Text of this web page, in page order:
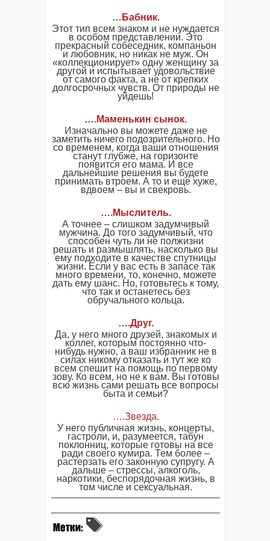
…Бабник.
Этот тип всем знаком и не нуждается
в особом представлении. Это
прекрасный собеседник, компаньон
и любовник, но никак не муж. Он
«коллекционирует» одну женщину за
другой и испытывает удовольствие
от самого факта, а не от крепких
долгосрочных чувств. От природы не
уйдешь!
….Маменькин сынок.
Изначально вы можете даже не
заметить ничего подозрительного. Но
со временем, когда ваши отношения
станут глубже, на горизонте
появится его мама. И все
дальнейшие решения вы будете
принимать втроем. А то и еще хуже,
вдвоем – вы и свекровь.
….Мыслитель.
А точнее – слишком задумчивый
мужчина. До того задумчивый, что
способен чуть ли не полжизни
решать и размышлять, насколько вы
ему подходите в качестве спутницы
жизни. Если у вас есть в запасе так
много времени, то, конечно, можете
дать ему шанс. Но, готовьтесь к тому,
что так и останетесь без
обручального кольца.
….Друг.
Да, у него много друзей, знакомых и
коллег, которым постоянно что-
нибудь нужно, а ваш избранник не в
силах никому отказать и тут же ко
всем спешит на помощь по первому
зову. Ко всем, но не к вам. Вы готовы
всю жизнь сами решать все вопросы
быта и семьи?
….Звезда.
У него публичная жизнь, концерты,
гастроли, и, разумеется, табун
поклонниц, которые готовы на все
ради своего кумира. Тем более –
растерзать его законную супругу. А
дальше – стрессы, алкоголь,
наркотики, беспорядочная жизнь, в
том числе и сексуальная.